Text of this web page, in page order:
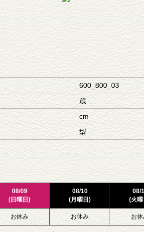
600_800_03
歳
cm
型
08/09
(日曜日)
08/10
(月曜日)
08/
(火
お休み お休み お